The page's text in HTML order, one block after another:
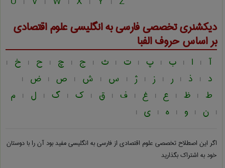
دیکشنری تخصصی فارسی به انگلیسیعلوم اقتصادی
بر اساس حروف الفبا
آ | ا | ب | پ | ت | ث | ج | چ | ح | خ |
د | ذ | ر | ز | ژ | س | ش | ص | ض |
ط | ظ | ع | غ | ف | ق | ک | گ | ل | م
| ن | و | ه | ی |
اگر این اصطلاح تخصصی علوم اقتصادی از فارسی به انگلیسیمفید بود آن را با دوستان
خود به اشتراک بگذارید